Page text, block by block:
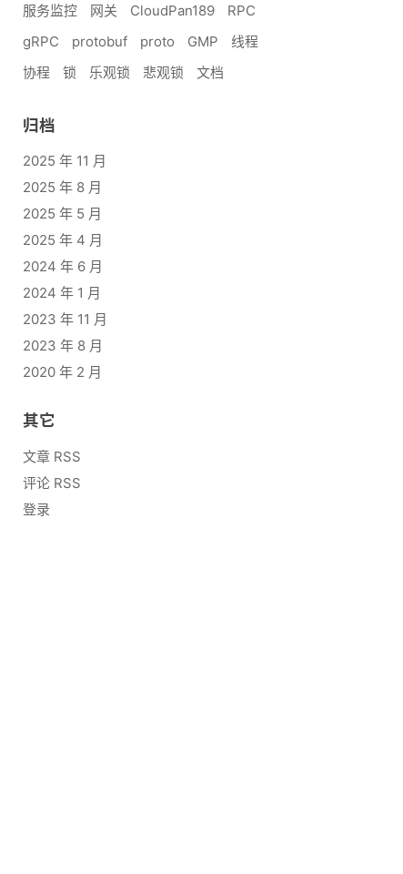
服务监控
网关 CloudPan189
RPC
gRPC
protobuf proto GMP
线程
协程
锁 乐观锁 悲观锁 文档
归档
2025 年 11 月
2025 年 8 月
2025 年 5 月
2025 年 4 月
2024 年 6 月
2024 年 1 月
2023 年 11 月
2023 年 8 月
2020 年 2 月
其它
文章 RSS
评论 RSS
登录